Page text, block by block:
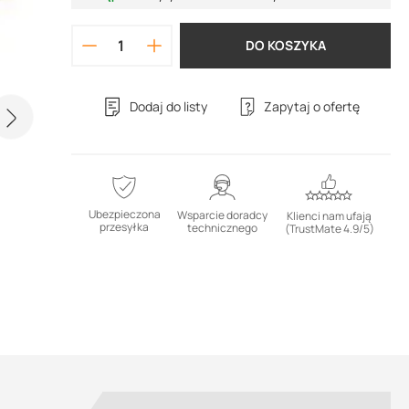
DO KOSZYKA
Dodaj do listy Zapytaj o ofertę
Ubezpieczona
przesyłka
Wsparcie doradcy
technicznego
Klienci nam ufają
(TrustMate 4.9/5)